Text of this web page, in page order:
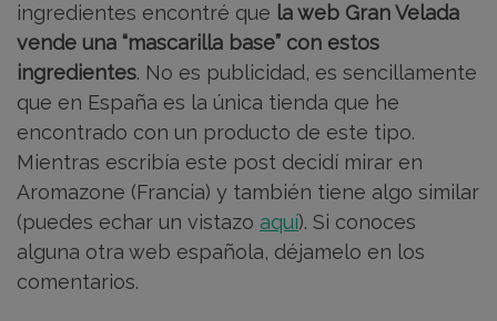
ingredientes encontré que la web Gran Velada
vende una “mascarilla base” con estos
ingredientes. No es publicidad, es sencillamente
que en España es la única tienda que he
encontrado con un producto de este tipo.
Mientras escribía este post decidí mirar en
Aromazone (Francia) y también tiene algo similar
(puedes echar un vistazo aquí). Si conoces
alguna otra web española, déjamelo en los
comentarios.